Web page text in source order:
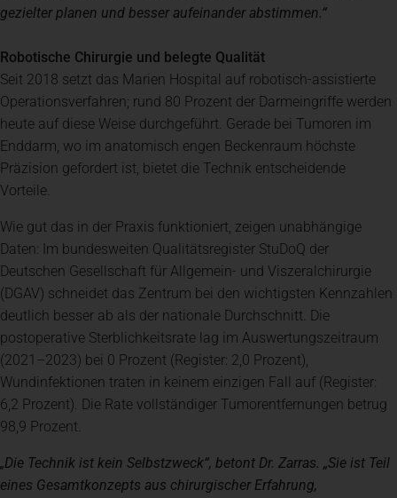
gezielter planen und besser aufeinander abstimmen.“
Robotische Chirurgie und belegte Qualität
Seit 2018 setzt das Marien Hospital auf robotisch-assistierte
Operationsverfahren; rund 80 Prozent der Darmeingriffe werden
heute auf diese Weise durchgeführt. Gerade bei Tumoren im
Enddarm, wo im anatomisch engen Beckenraum höchste
Präzision gefordert ist, bietet die Technik entscheidende
Vorteile.
Wie gut das in der Praxis funktioniert, zeigen unabhängige
Daten: Im bundesweiten Qualitätsregister StuDoQ der
Deutschen Gesellschaft für Allgemein- und Viszeralchirurgie
(DGAV) schneidet das Zentrum bei den wichtigsten Kennzahlen
deutlich besser ab als der nationale Durchschnitt. Die
postoperative Sterblichkeitsrate lag im Auswertungszeitraum
(2021–2023) bei 0 Prozent (Register: 2,0 Prozent),
Wundinfektionen traten in keinem einzigen Fall auf (Register:
6,2 Prozent). Die Rate vollständiger Tumorentfernungen betrug
98,9 Prozent.
„Die Technik ist kein Selbstzweck“, betont Dr. Zarras. „Sie ist Teil
eines Gesamtkonzepts aus chirurgischer Erfahrung,